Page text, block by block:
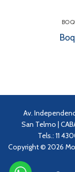
Av.
San Telmo |
Tels.: 11
Copyright © 2026